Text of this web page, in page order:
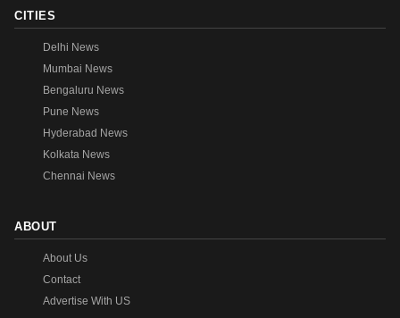
CITIES
Delhi News
Mumbai News
Bengaluru News
Pune News
Hyderabad News
Kolkata News
Chennai News
ABOUT
About Us
Contact
Advertise With US